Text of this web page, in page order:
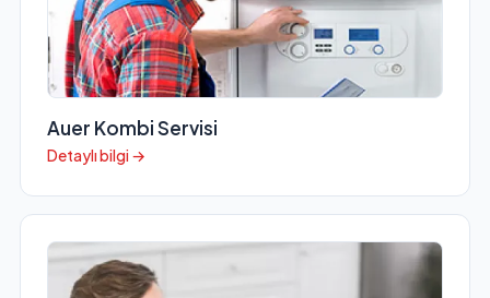
Auer Kombi Servisi
Detaylı bilgi →